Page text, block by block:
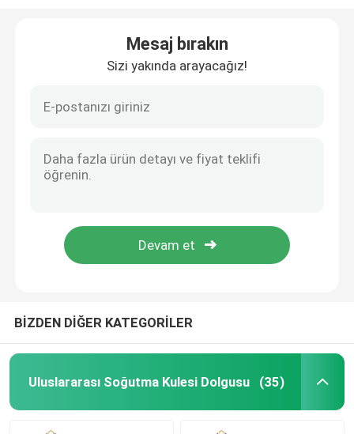
Mesaj bırakın
Sizi yakında arayacağız!
BİZDEN DİĞER KATEGORİLER
Uluslararası Soğutma Kulesi Dolgusu (35)